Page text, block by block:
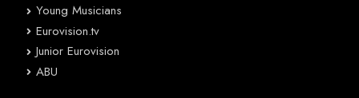
Young Musicians
Eurovision.tv
Junior Eurovision
ABU